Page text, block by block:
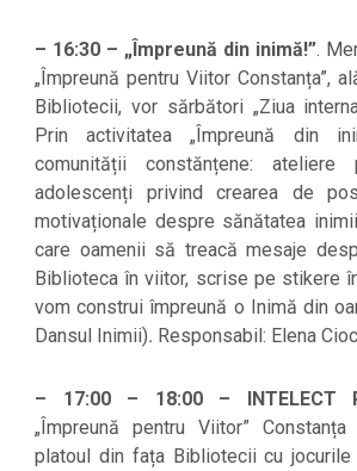
– 16:30 – „Împreună din inimă!”.
„Împreună pentru Viitor Constanța”,
Bibliotecii, vor sărbători „Ziua
Prin activitatea „Împreună din
comunității constănțene:
adolescenți privind crearea de
motivaționale despre sănătatea
care oamenii să treacă mesaje
Biblioteca în viitor, scrise pe stikere
vom construi împreună o Inimă din
Dansul Inimii). Responsabil: Elena
– 17:00 – 18:00 – INTELECT
„Împreună pentru Viitor”
platoul din fața Bibliotecii cu jocurile